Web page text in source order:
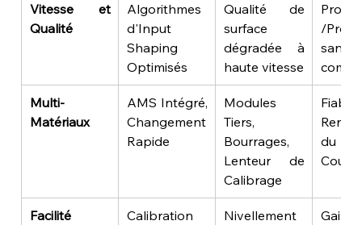
Vitesse et
Qualité
Algorithmes
d'Input
Shaping
Optimisés
Qualité de
surface
dégradée à
haute vitesse
/
sans
Multi-
Matériaux
AMS Intégré,
Changement
Rapide
Modules
Tiers,
Bourrages,
Lenteur de
Calibrage
du
Facilité
Calibration
Nivellement